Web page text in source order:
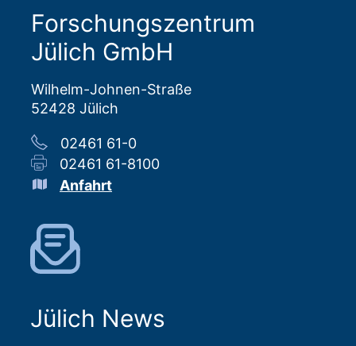
Forschungszentrum
Jülich GmbH
Wilhelm-Johnen-Straße
52428 Jülich
02461 61-0
02461 61-8100
Anfahrt
Jülich News